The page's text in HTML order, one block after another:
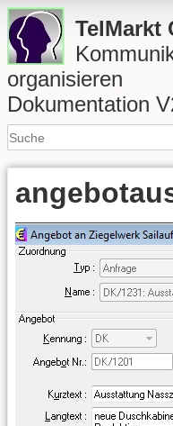
TelMarkt
organisieren
Dokumentation